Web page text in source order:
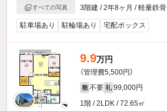
すべての写真
3階建 / 2年8ヶ月 / 軽量鉄骨
駐車場あり 駐輪場あり 宅配ボックス
9.9万円
（管理費5,500円）
敷 不要 礼 99,000円
1階 / 2LDK / 72.65㎡